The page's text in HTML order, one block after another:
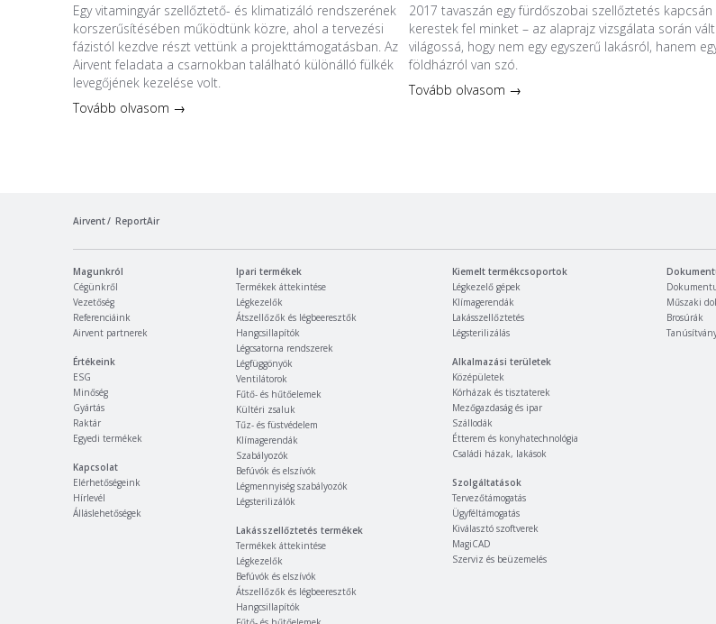
Egy vitamingyár szellőztető- és klimatizáló rendszerének
korszerűsítésében működtünk közre, ahol a tervezési
fázistól kezdve részt vettünk a projekttámogatásban. Az
Airvent feladata a csarnokban található különálló fülkék
levegőjének kezelése volt.
Tovább olvasom →
2017 tavaszán egy fürdőszobai szellőztetés kapcsán
kerestek fel minket – az alaprajz vizsgálata során vált
világossá, hogy nem egy egyszerű lakásról, hanem
földházról van szó.
Tovább olvasom →
Airvent ReportAir
Magunkról
Cégünkről
Vezetőség
Referenciáink
Airvent partnerek
Értékeink
ESG
Minőség
Gyártás
Raktár
Egyedi termékek
Kapcsolat
Elérhetőségeink
Hírlevél
Álláslehetőségek
Ipari termékek
Termékek áttekintése
Légkezelők
Átszellőzők és légbeeresztők
Hangcsillapítók
Légcsatorna rendszerek
Légfüggönyök
Ventilátorok
Fűtő- és hűtőelemek
Kültéri zsaluk
Tűz- és füstvédelem
Klímagerendák
Szabályozók
Befúvók és elszívók
Légmennyiség szabályozók
Légsterilizálók
Lakásszellőztetés termékek
Termékek áttekintése
Légkezelők
Befúvók és elszívók
Átszellőzők és légbeeresztők
Hangcsillapítók
Kiemelt termékcsoportok
Légkezelő gépek
Klímagerendák
Lakásszellőztetés
Légsterilizálás
Alkalmazási területek
Középületek
Kórházak és tisztaterek
Mezőgazdaság és ipar
Szállodák
Étterem és konyhatechnológia
Családi házak, lakások
Szolgáltatások
Tervezőtámogatás
Ügyféltámogatás
Kiválasztó szoftverek
MagiCAD
Szerviz és beüzemelés
Műszaki
Brosúrák